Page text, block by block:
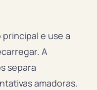
e use a
A
separa
amadoras.